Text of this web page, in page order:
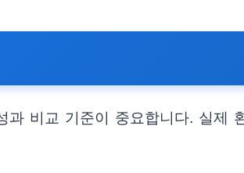
비교 기준이 중요합니다. 실제